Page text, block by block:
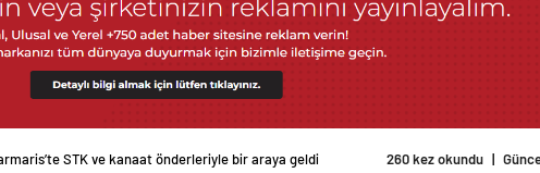
STK ve kanaat önderleriyle bir araya geldi